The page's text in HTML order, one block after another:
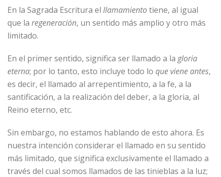
En la Sagrada Escritura el llamamientotiene, al igual
que la regeneración, un sentido más amplio y otro más
limitado.
En el primer sentido, significa ser llamado a la gloria
eterna; por lo tanto, esto incluye todo lo que viene antes,
es decir, el llamado al arrepentimiento, a la fe, a la
santificación, a la realización del deber, a la gloria, al
Reino eterno, etc.
Sin embargo, no estamos hablando de esto ahora. Es
nuestra intención considerar el llamado en su sentido
más limitado, que significa exclusivamente el llamado a
través del cual somos llamados de las tinieblas a la luz;